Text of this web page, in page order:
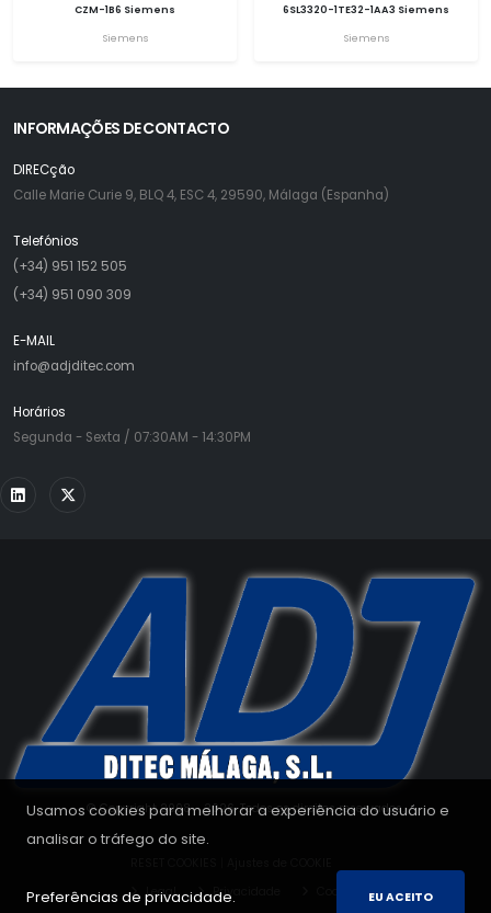
Usamos cookies para melhorar a experiência do usuário e
analisar o tráfego do site.
Preferências de privacidade. EU ACEITO
CZM-1B6 Siemens
Siemens
6SL3320-1TE32-1AA3 Siemens
Siemens
INFORMAÇÕES DE CONTACTO
DIRECção
Calle Marie Curie 9, BLQ 4, ESC 4, 29590, Málaga (Espanha)
Telefónios
(+34) 951 152 505
(+34) 951 090 309
E-MAIL
info@adjditec.com
Horários
Segunda - Sexta / 07:30AM - 14:30PM
© Copyright 2008 - 2026. Todos os direitos reservados.
Legal
Privacidade